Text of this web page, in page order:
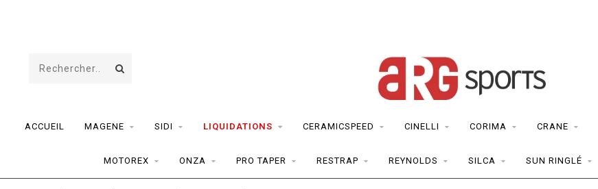
ACCUEIL MAGENE SIDI LIQUIDATIONS CERAMICSPEED CINELLI CORIMA CRANE
MOTOREX ONZA PRO TAPER RESTRAP REYNOLDS SILCA SUN RINGLÉ